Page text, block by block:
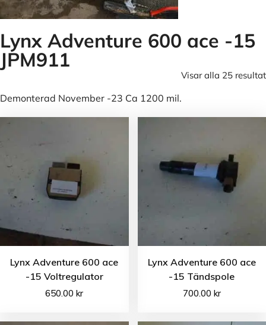
Lynx Adventure 600 ace -15
JPM911
Visar alla 25 resultat
Demonterad November -23 Ca 1200 mil.
Lynx Adventure 600 ace
-15 Voltregulator
650.00kr
Lynx Adventure 600 ace
-15 Tändspole
700.00 kr